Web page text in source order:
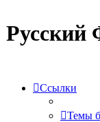
Русский
Ссылки
Темы